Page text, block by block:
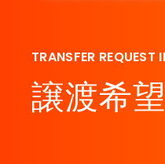
TRANSFER REQUEST
譲渡希